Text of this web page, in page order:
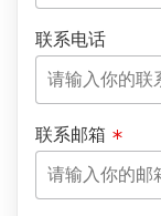
联系电话
联系邮箱